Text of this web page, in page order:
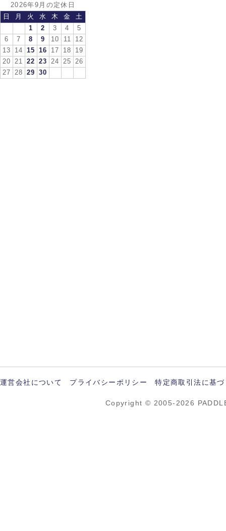
2026年9月の定休日
日
月 火 水 木 金
土
1
2 3 4
5
6
7 8 9 10 11
12
13
14 15 16 17 18
19
20
21 22 23 24 25
26
27
28 29 30
運営会社について プライバシーポリシー 特定商取引法に基
Copyright © 2005-2026